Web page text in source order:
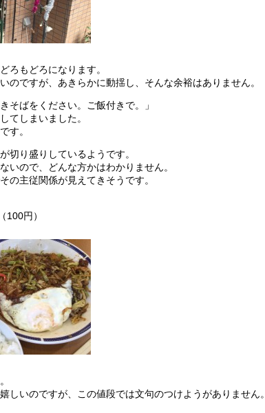
ろもどろになります。
のですが、あきらかに動揺し、そんな余裕はありません。
そばをください。ご飯付きで。」
てしまいました。
す。
切り盛りしているようです。
いので、どんな方かはわかりません。
の主従関係が見えてきそうです。
100円）
しいのですが、この値段では文句のつけようがありません。